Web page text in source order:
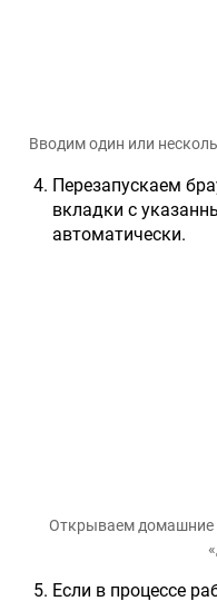
Вводим один или
Перезапускаем
вкладки с
автоматически.
Открываем домашние
Если в процессе